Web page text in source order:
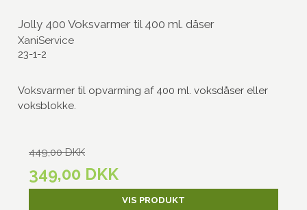
Jolly 400 Voksvarmer til 400 ml. dåser
XaniService
23-1-2
Voksvarmer til opvarming af 400 ml. voksdåser eller
voksblokke.
449,00 DKK
349,00 DKK
VIS PRODUKT